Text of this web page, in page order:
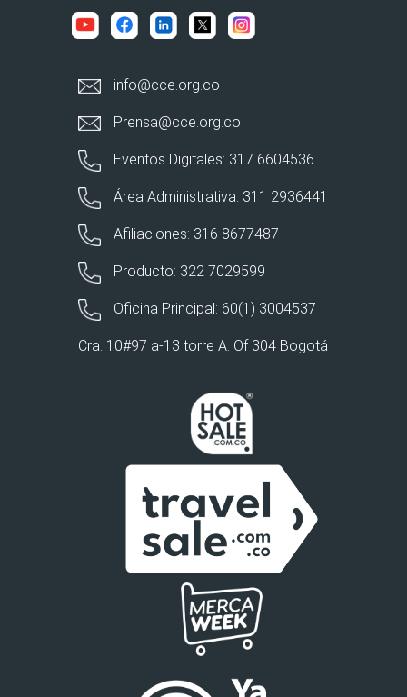
info@cce.org.co
Prensa@cce.org.co
Eventos Digitales: 317 6604536
Área Administrativa: 311 2936441
Afiliaciones: 316 8677487
Producto: 322 7029599
Oficina Principal: 60(1) 3004537
Cra. 10#97 a-13 torre A. Of 304 Bogotá